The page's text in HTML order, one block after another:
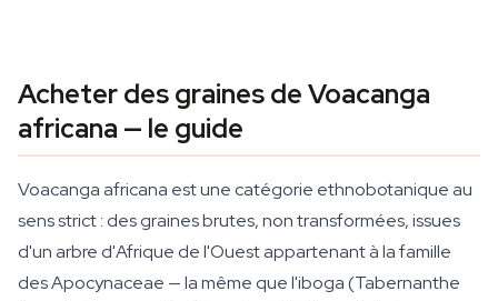
Acheter des graines de Voacanga
africana — le guide
Voacanga africana est une catégorie ethnobotanique au
sens strict : des graines brutes, non transformées, issues
d'un arbre d'Afrique de l'Ouest appartenant à la famille
des Apocynaceae — la même que l'iboga (Tabernanthe